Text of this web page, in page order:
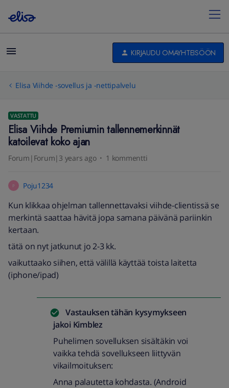
KIRJAUDU OMAYHTEISÖÖN
Elisa Viihde -sovellus ja -nettipalvelu
VASTATTU
Elisa Viihde Premiumin tallennemerkinnät
katoilevat koko ajan
Forum|Forum|3 years ago 1 kommentti
P Poju1234
Kun klikkaa ohjelman tallennettavaksi viihde-clientissä se
merkintä saattaa hävitä jopa samana päivänä pariinkin
kertaan.
tätä on nyt jatkunut jo 2-3 kk.
vaikuttaako siihen, että välillä käyttää toista laitetta
(iphone/ipad)
Vastauksen tähän kysymykseen
jakoi Kimblez
Puhelimen sovelluksen sisältäkin voi
vaikka tehdä sovellukseen liittyvän
vikailmoituksen:
Anna palautetta kohdasta. (Android